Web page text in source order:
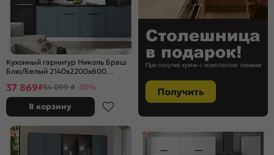
Кухонный гарнитур Николь Браш
Блю/Белый 2140x2200x600
37 869₽54 099 ₽ -30%
В корзину